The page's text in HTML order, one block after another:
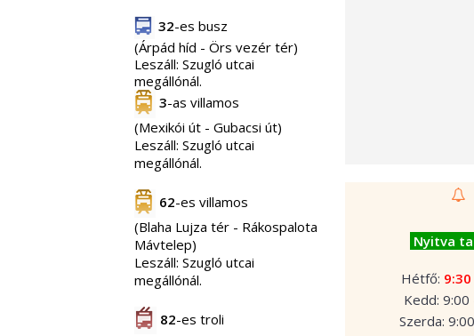
32-es busz
(Árpád híd - Örs vezér tér)
Leszáll: Szugló utcai
megállónál.
3-as villamos
(Mexikói út - Gubacsi út)
Leszáll: Szugló utcai
megállónál.
62-es villamos
(Blaha Lujza tér - Rákospalota
Mávtelep)
Leszáll: Szugló utcai
megállónál.
82-es troli
Nyitva
Hétfő: 9:30
Kedd: 9:00
Szerda: